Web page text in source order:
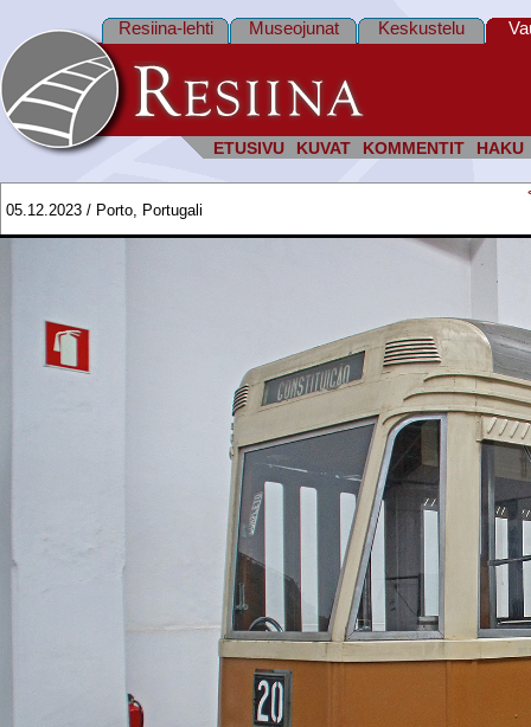
ETUSIVU KUVAT KOMMENTIT HAKU
Resiina-lehti Museojunat Keskustelu
05.12.2023 / Porto, Portugali